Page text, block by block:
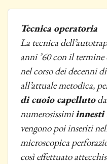
Tecnica operatoria
La tecnica
anni ’60 con il
nel corso dei decenni
all’attuale metodica,
di cuoio capelluto
numerosissimi
vengono poi inseriti
microscopica
così effettuato